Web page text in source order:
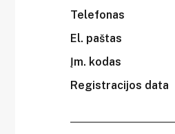
Telefonas
El. paštas
Įm. kodas
Registracijos data